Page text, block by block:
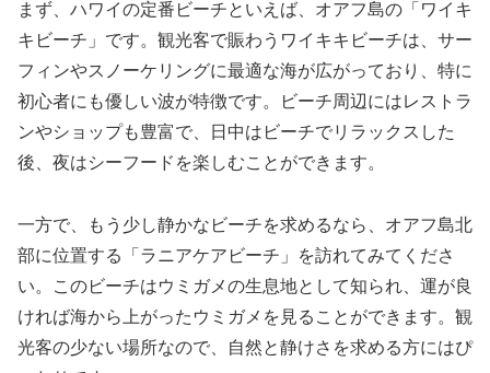
まず、ハワイの定番ビーチといえば、オアフ島の「ワイキ
キビーチ」です。観光客で賑わうワイキキビーチは、サー
フィンやスノーケリングに最適な海が広がっており、特に
初心者にも優しい波が特徴です。ビーチ周辺にはレストラ
ンやショップも豊富で、日中はビーチでリラックスした
後、夜はシーフードを楽しむことができます。
一方で、もう少し静かなビーチを求めるなら、オアフ島北
部に位置する「ラニアケアビーチ」を訪れてみてくださ
い。このビーチはウミガメの生息地として知られ、運が良
ければ海から上がったウミガメを見ることができます。観
光客の少ない場所なので、自然と静けさを求める方にはぴ